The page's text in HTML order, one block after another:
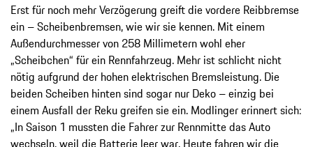
Erst für noch mehr Verzögerung greift die vordere Reibbremse
ein – Scheibenbremsen, wie wir sie kennen. Mit einem
Außendurchmesser von 258 Millimetern wohl eher
„Scheibchen“ für ein Rennfahrzeug. Mehr ist schlicht nicht
nötig aufgrund der hohen elektrischen Bremsleistung. Die
beiden Scheiben hinten sind sogar nur Deko – einzig bei
einem Ausfall der Reku greifen sie ein. Modlinger erinnert sich:
„In Saison 1 mussten die Fahrer zur Rennmitte das Auto
wechseln, weil die Batterie leer war. Heute fahren wir die